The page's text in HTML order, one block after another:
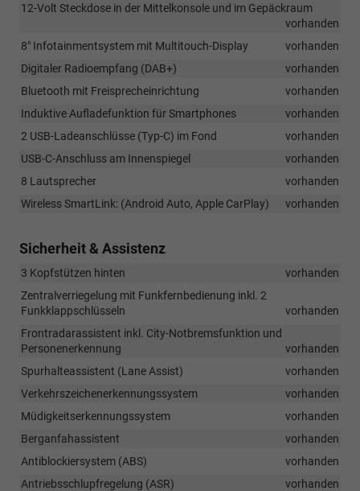
12-Volt Steckdose in der Mittelkonsole und im Gepäckraum
vorhanden
8" Infotainmentsystem mit Multitouch-Display
vorhanden
Digitaler Radioempfang (DAB+)
vorhanden
Bluetooth mit Freisprecheinrichtung
vorhanden
Induktive Aufladefunktion für Smartphones
vorhanden
2 USB-Ladeanschlüsse (Typ-C) im Fond
vorhanden
USB-C-Anschluss am Innenspiegel
vorhanden
8 Lautsprecher
vorhanden
Wireless SmartLink: (Android Auto, Apple CarPlay)
vorhanden
Sicherheit & Assistenz
3 Kopfstützen hinten
vorhanden
Zentralverriegelung mit Funkfernbedienung inkl. 2
Funkklappschlüsseln
vorhanden
Frontradarassistent inkl. City-Notbremsfunktion und
Personenerkennung
vorhanden
Spurhalteassistent (Lane Assist)
vorhanden
Verkehrszeichenerkennungssystem
vorhanden
Müdigkeitserkennungssystem
vorhanden
Berganfahassistent
vorhanden
Antiblockiersystem (ABS)
vorhanden
Antriebsschlupfregelung (ASR)
vorhanden